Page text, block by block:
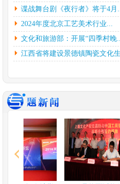
下...[详情]
哈尔滨城市形象
光明日报北京2
（记者鲁元珍
7... [详情]
由北京反掌娱
2024年度北京工
中新网北京3月
应妮)从“冰墩
情]
谍战舞台剧《夜行者》将于4月
2024年度北京工艺美术行业...
文化和旅游部：开展“四季村晚
江西省将建设景德镇陶瓷文化